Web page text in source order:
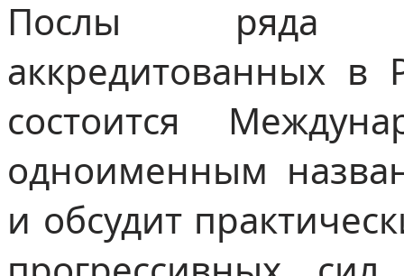
Послы ряда
аккредитованных в
состоится
одноименным
и обсудит